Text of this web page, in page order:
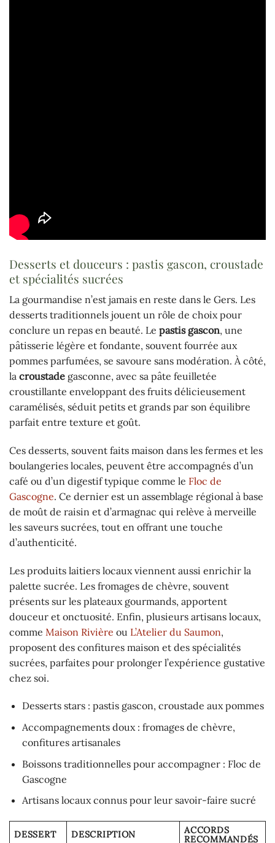
Desserts et douceurs : pastis gascon, croustade
et spécialités sucrées
La gourmandise n’est jamais en reste dans le Gers. Les
desserts traditionnels jouent un rôle de choix pour
conclure un repas en beauté. Le pastis gascon, une
pâtisserie légère et fondante, souvent fourrée aux
pommes parfumées, se savoure sans modération. À côté,
la croustade gasconne, avec sa pâte feuilletée
croustillante enveloppant des fruits délicieusement
caramélisés, séduit petits et grands par son équilibre
parfait entre texture et goût.
Ces desserts, souvent faits maison dans les fermes et les
boulangeries locales, peuvent être accompagnés d’un
café ou d’un digestif typique comme le Floc de
Gascogne. Ce dernier est un assemblage régional à base
de moût de raisin et d’armagnac qui relève à merveille
les saveurs sucrées, tout en offrant une touche
d’authenticité.
Les produits laitiers locaux viennent aussi enrichir la
palette sucrée. Les fromages de chèvre, souvent
présents sur les plateaux gourmands, apportent
douceur et onctuosité. Enfin, plusieurs artisans locaux,
comme Maison Rivière ou L’Atelier du Saumon,
proposent des confitures maison et des spécialités
sucrées, parfaites pour prolonger l’expérience gustative
chez soi.
Desserts stars : pastis gascon, croustade aux pommes
Accompagnements doux : fromages de chèvre,
confitures artisanales
Boissons traditionnelles pour accompagner : Floc de
Gascogne
Artisans locaux connus pour leur savoir-faire sucré
DESSERT DESCRIPTION
ACCORDS
RECOMMANDÉS